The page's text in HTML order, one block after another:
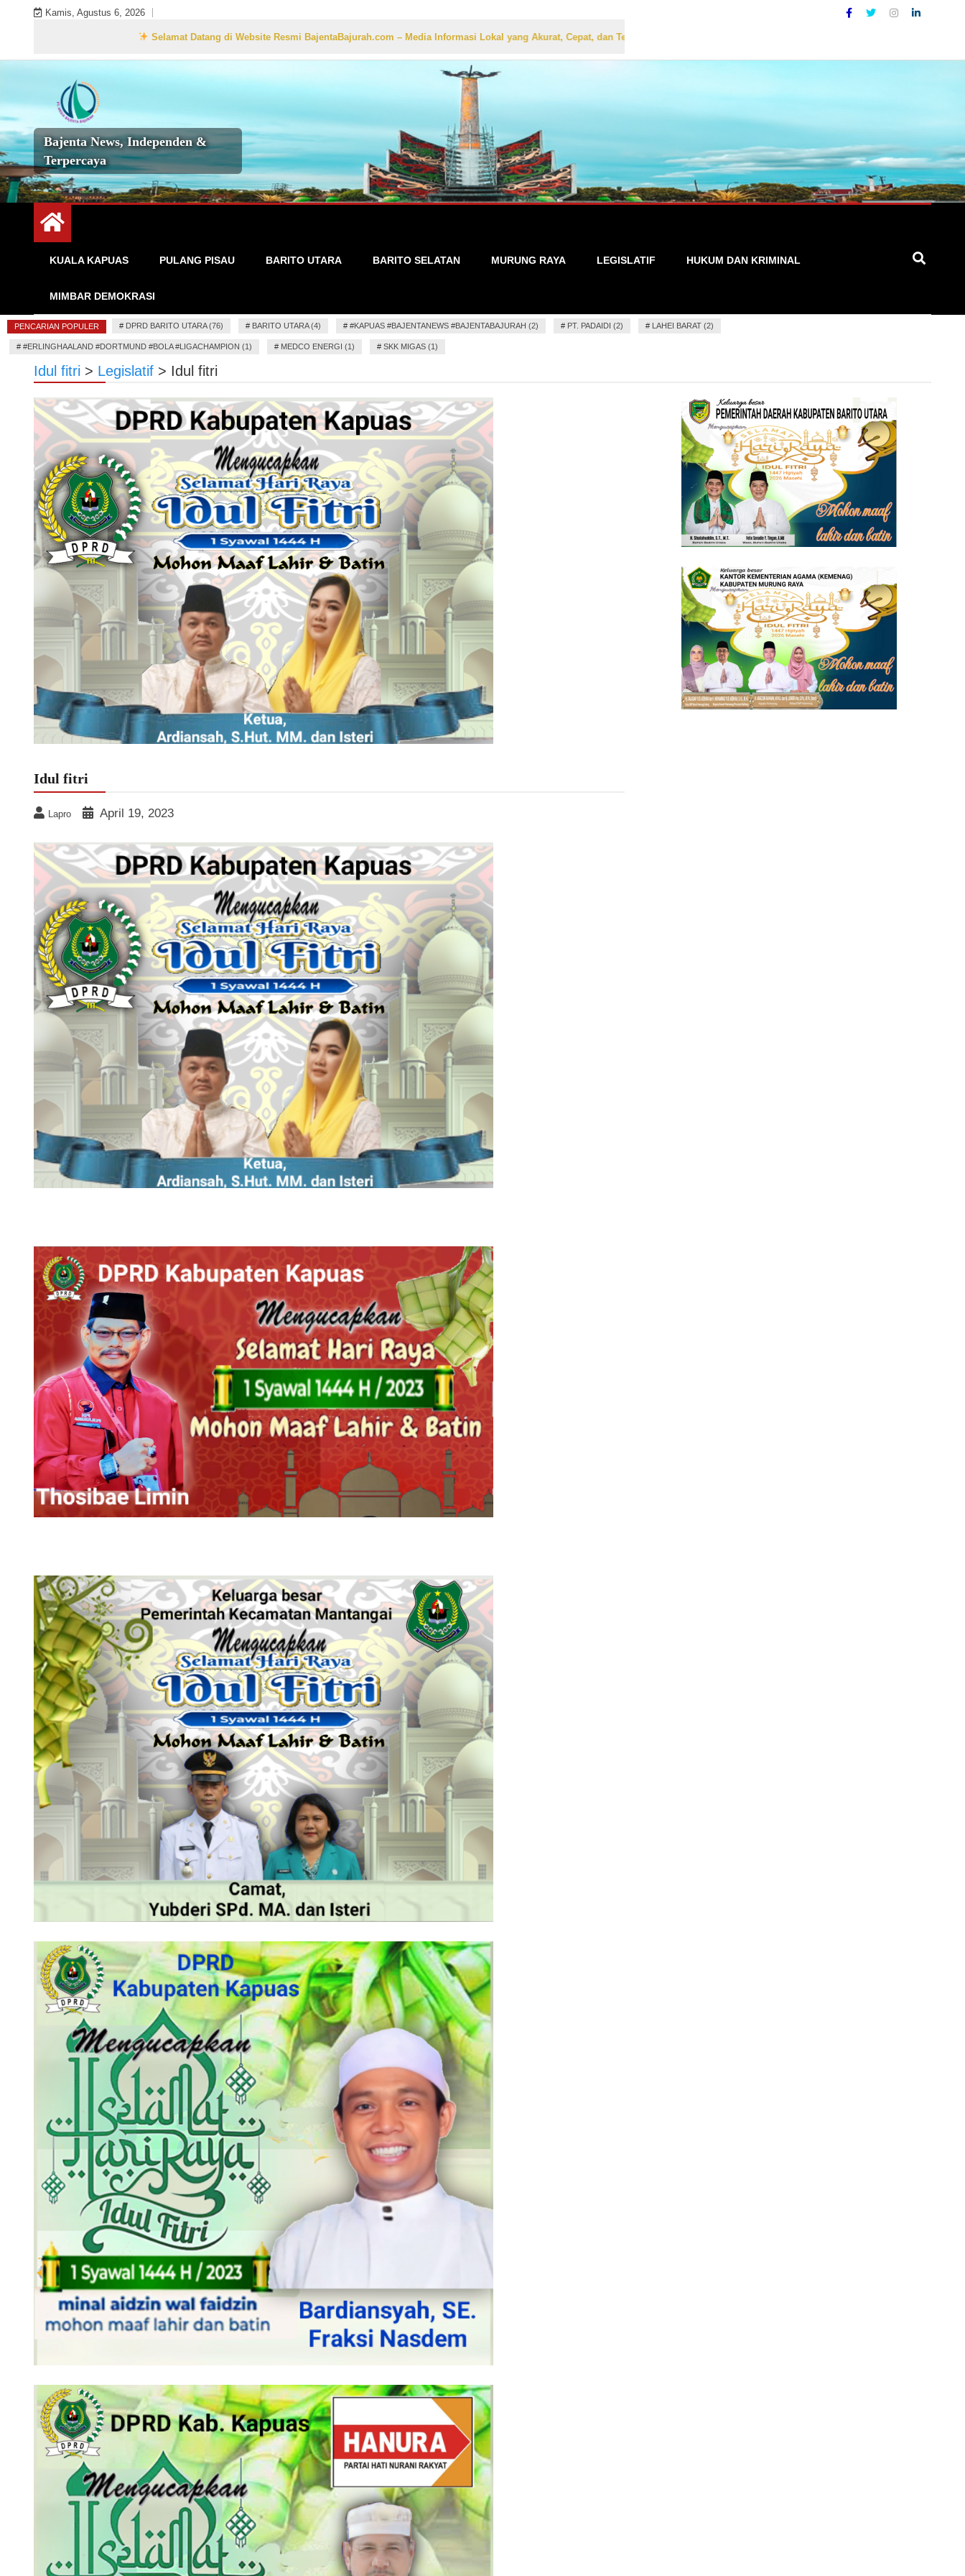
Kamis, Agustus 6, 2026
Selamat Datang di Website Resmi BajentaBajurah.com – Media Informasi Lokal yang Akurat, Cepat, dan Terpercaya
Bajenta News, Independen &
Terpercaya
KUALA KAPUAS PULANG PISAU BARITO UTARA BARITO SELATAN MURUNG RAYA LEGISLATIF HUKUM DAN KRIMINAL
MIMBAR DEMOKRASI
PENCARIAN POPULER # DPRD BARITO UTARA (76) # BARITO UTARA (4) # #KAPUAS #BAJENTANEWS #BAJENTABAJURAH (2) # PT. PADAIDI (2) # LAHEI BARAT (2)
# #ERLINGHAALAND #DORTMUND #BOLA #LIGACHAMPION (1) # MEDCO ENERGI (1) # SKK MIGAS (1)
Idul fitri > Legislatif > Idul fitri
Idul fitri
Lapro April 19, 2023